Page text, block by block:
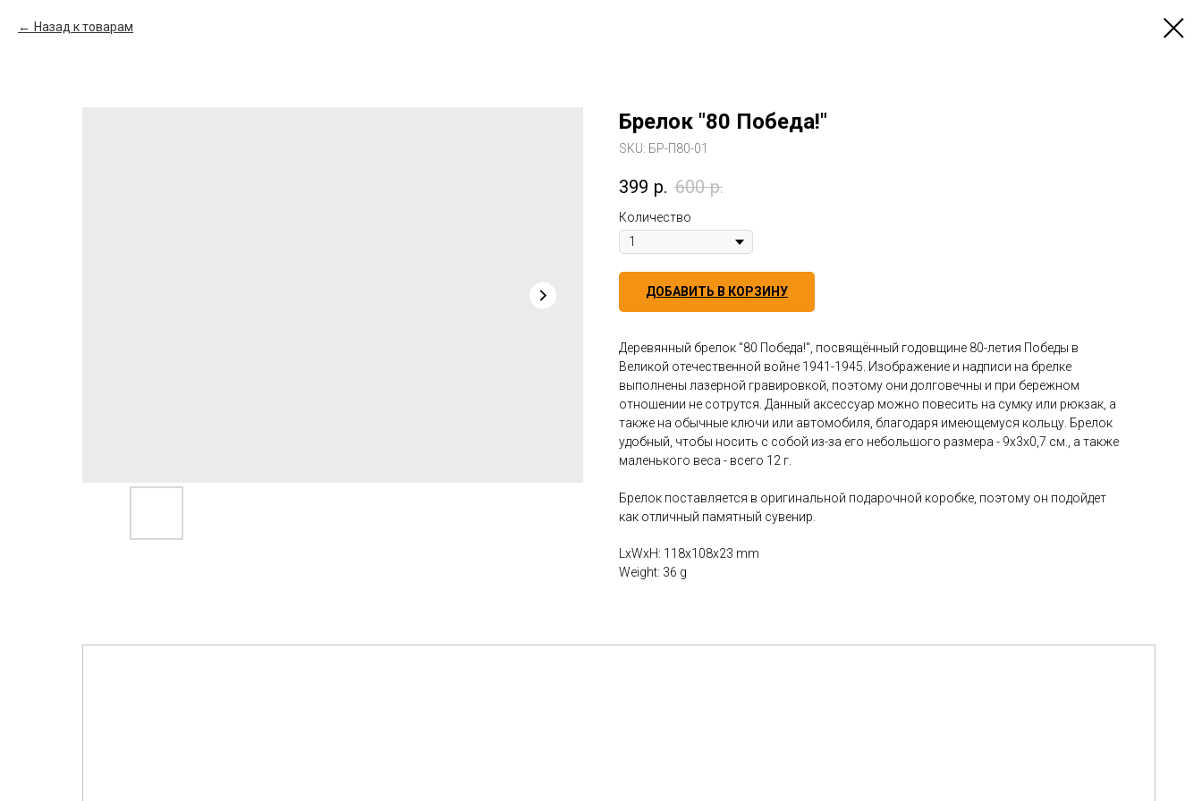
Назад к товарам
Брелок "80 Победа!"
SKU: БР-П80-01
399 р. 600 р.
Количество
ДОБАВИТЬ В КОРЗИНУ
Деревянный брелок "80 Победа!", посвящённый годовщине 80-летия Победы в
Великой отечественной войне 1941-1945. Изображение и надписи на брелке
выполнены лазерной гравировкой, поэтому они долговечны и при бережном
отношении не сотрутся. Данный аксессуар можно повесить на сумку или рюкзак, а
также на обычные ключи или автомобиля, благодаря имеющемуся кольцу. Брелок
удобный, чтобы носить с собой из-за его небольшого размера - 9х3х0,7 см., а также
маленького веса - всего 12 г.
Брелок поставляется в оригинальной подарочной коробке, поэтому он подойдет
как отличный памятный сувенир.
LxWxH: 118x108x23 mm
Weight: 36 g